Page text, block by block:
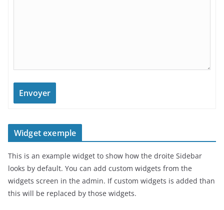
Envoyer
Widget exemple
This is an example widget to show how the droite Sidebar
looks by default. You can add custom widgets from the
widgets screen in the admin. If custom widgets is added than
this will be replaced by those widgets.